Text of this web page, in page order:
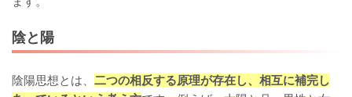
陰と陽
陰陽思想とは、 二つの相反する原理が存在し、相互に補完し